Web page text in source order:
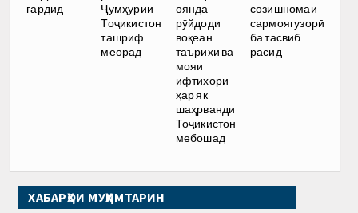
гардид
Ҷумҳурии
Тоҷикистон
ташриф
меорад
оянда
рӯйдоди
воқеан
таърихӣ ва
мояи
ифтихори
ҳар як
шаҳрванди
Тоҷикистон
мебошад
созишномаи
сармоягузорӣ
ба тасвиб
расид
ХАБАРҲОИ МУҲИМТАРИН